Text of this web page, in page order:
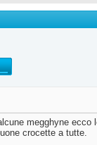
megghyne
crocette a tutte.